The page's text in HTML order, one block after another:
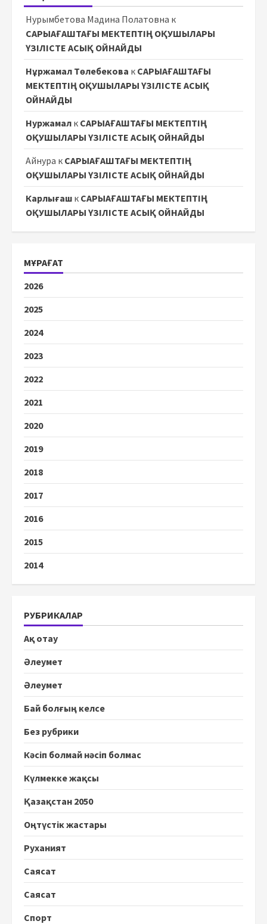
Нурымбетова Мадина Полатовна к
САРЫАҒАШТАҒЫ МЕКТЕПТІҢ ОҚУШЫЛАРЫ
ҮЗІЛІСТЕ АСЫҚ ОЙНАЙДЫ
Нұржамал Төлебекова к САРЫАҒАШТАҒЫ
МЕКТЕПТІҢ ОҚУШЫЛАРЫ ҮЗІЛІСТЕ АСЫҚ
ОЙНАЙДЫ
Нуржамал к САРЫАҒАШТАҒЫ МЕКТЕПТІҢ
ОҚУШЫЛАРЫ ҮЗІЛІСТЕ АСЫҚ ОЙНАЙДЫ
Айнура к САРЫАҒАШТАҒЫ МЕКТЕПТІҢ
ОҚУШЫЛАРЫ ҮЗІЛІСТЕ АСЫҚ ОЙНАЙДЫ
Карлығаш к САРЫАҒАШТАҒЫ МЕКТЕПТІҢ
ОҚУШЫЛАРЫ ҮЗІЛІСТЕ АСЫҚ ОЙНАЙДЫ
МҰРАҒАТ
2026
2025
2024
2023
2022
2021
2020
2019
2018
2017
2016
2015
2014
РУБРИКАЛАР
Ақ отау
Әлеумет
Әлеумет
Бай болғың келсе
Без рубрики
Кәсіп болмай нәсіп болмас
Күлмекке жақсы
Қазақстан 2050
Оңтүстік жастары
Руханият
Саясат
Саясат
Спорт